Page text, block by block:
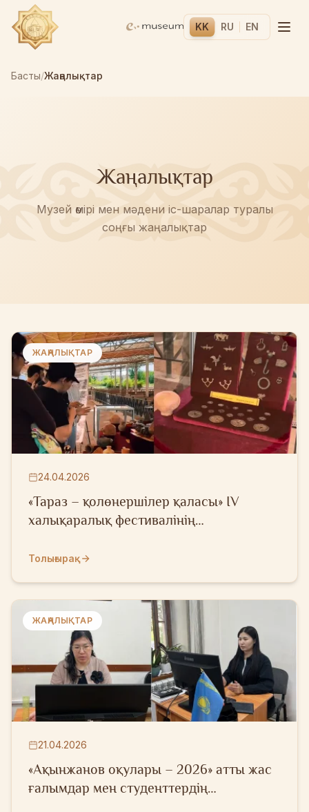
KK RU EN
Басты/Жаңалықтар
Жаңалықтар
Музей өмірі мен мәдени іс-шаралар туралы
соңғы жаңалықтар
ЖАҢАЛЫҚТАР
24.04.2026
«Тараз – қолөнершілер қаласы» IV
халықаралық фестивалінің
Толығырақ
ЖАҢАЛЫҚТАР
21.04.2026
«Ақынжанов оқулары – 2026» атты жас
ғалымдар мен студенттердің